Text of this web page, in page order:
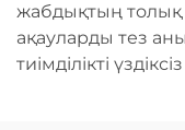
жабдықтың
ақауларды тез
тиімділікті